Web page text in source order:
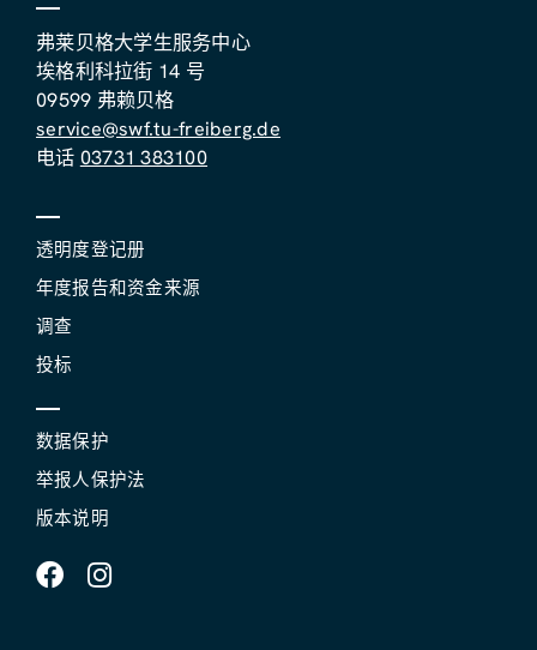
弗莱贝格大学生服务中心
埃格利科拉街 14 号
09599 弗赖贝格
service@swf.tu-freiberg.de
电话 03731 383100
透明度登记册
年度报告和资金来源
调查
投标
数据保护
举报人保护法
版本说明